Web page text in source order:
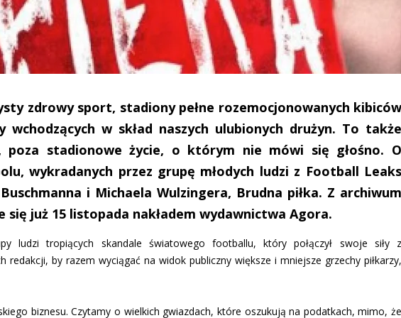
zdrowy sport, stadiony pełne rozemocjonowanych kibiców
w skład naszych ulubionych drużyn. To także
poza stadionowe życie, o którym nie mówi się głośno. O
wykradanych przez grupę młodych ludzi z Football Leaks
i Michaela Wulzingera, Brudna piłka. Z archiwum
już 15 listopada nakładem wydawnictwa Agora.
ludzi tropiących skandale światowego footballu, który połączył swoje siły z
redakcji, by razem wyciągać na widok publiczny większe i mniejsze grzechy piłkarzy,
biznesu. Czytamy o wielkich gwiazdach, które oszukują na podatkach, mimo, że